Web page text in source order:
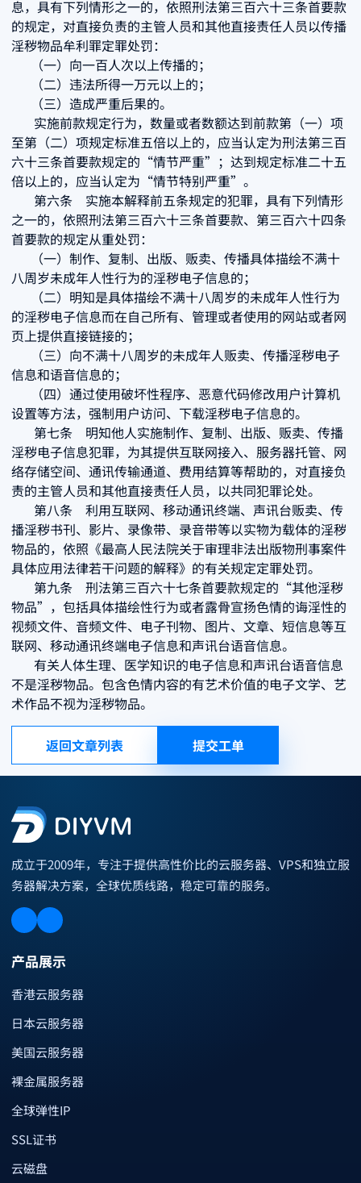
息，具有下列情形之一的，依照刑法第三百六十三条首要款
的规定，对直接负责的主管人员和其他直接责任人员以传播
淫秽物品牟利罪定罪处罚：
（一）向一百人次以上传播的；
（二）违法所得一万元以上的；
（三）造成严重后果的。
实施前款规定行为，数量或者数额达到前款第（一）项
至第（二）项规定标准五倍以上的，应当认定为刑法第三百
六十三条首要款规定的“情节严重”；达到规定标准二十五
倍以上的，应当认定为“情节特别严重”。
第六条 实施本解释前五条规定的犯罪，具有下列情形
之一的，依照刑法第三百六十三条首要款、第三百六十四条
首要款的规定从重处罚：
（一）制作、复制、出版、贩卖、传播具体描绘不满十
八周岁未成年人性行为的淫秽电子信息的；
（二）明知是具体描绘不满十八周岁的未成年人性行为
的淫秽电子信息而在自己所有、管理或者使用的网站或者网
页上提供直接链接的；
（三）向不满十八周岁的未成年人贩卖、传播淫秽电子
信息和语音信息的；
（四）通过使用破坏性程序、恶意代码修改用户计算机
设置等方法，强制用户访问、下载淫秽电子信息的。
第七条 明知他人实施制作、复制、出版、贩卖、传播
淫秽电子信息犯罪，为其提供互联网接入、服务器托管、网
络存储空间、通讯传输通道、费用结算等帮助的，对直接负
责的主管人员和其他直接责任人员，以共同犯罪论处。
第八条 利用互联网、移动通讯终端、声讯台贩卖、传
播淫秽书刊、影片、录像带、录音带等以实物为载体的淫秽
物品的，依照《最高人民法院关于审理非法出版物刑事案件
具体应用法律若干问题的解释》的有关规定定罪处罚。
第九条 刑法第三百六十七条首要款规定的“其他淫秽
物品”，包括具体描绘性行为或者露骨宣扬色情的诲淫性的
视频文件、音频文件、电子刊物、图片、文章、短信息等互
联网、移动通讯终端电子信息和声讯台语音信息。
有关人体生理、医学知识的电子信息和声讯台语音信息
不是淫秽物品。包含色情内容的有艺术价值的电子文学、艺
术作品不视为淫秽物品。
返回文章列表 提交工单
成立于2009年，专注于提供高性价比的云服务器、VPS和独立服
务器解决方案，全球优质线路，稳定可靠的服务。
产品展示
香港云服务器
日本云服务器
美国云服务器
裸金属服务器
全球弹性IP
SSL证书
云磁盘